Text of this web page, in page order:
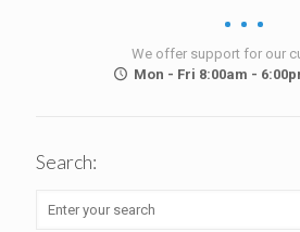
We offer support for our
Mon - Fri 8:00am -
Search: